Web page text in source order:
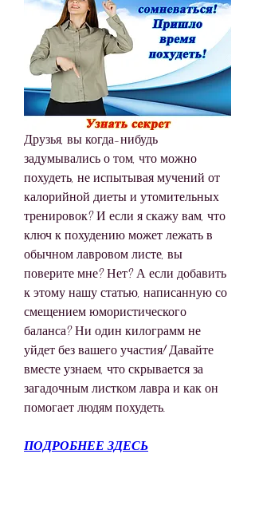
Друзья, вы когда-нибудь
задумывались о том, что можно
похудеть, не испытывая мучений от
калорийной диеты и утомительных
тренировок? И если я скажу вам, что
ключ к похудению может лежать в
обычном лавровом листе, вы
поверите мне? Нет? А если добавить
к этому нашу статью, написанную со
смещением юмористического
баланса? Ни один килограмм не
уйдет без вашего участия! Давайте
вместе узнаем, что скрывается за
загадочным листком лавра и как он
помогает людям похудеть.
ПОДРОБНЕЕ ЗДЕСЬ